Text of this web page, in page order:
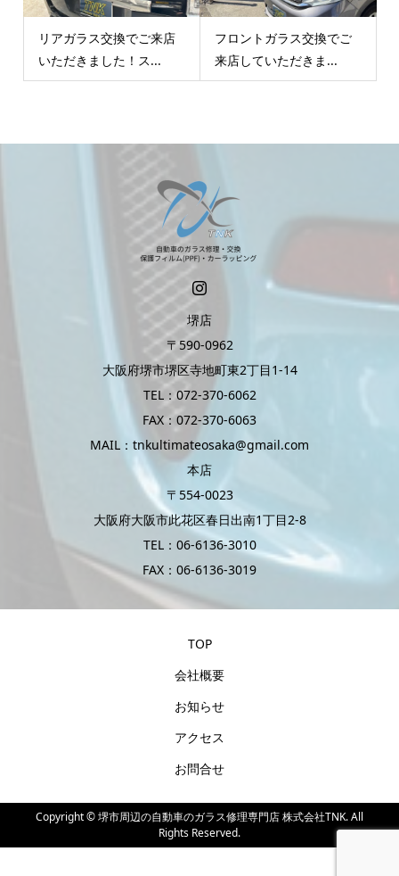
リアガラス交換でご来店
いただきました！ス...
フロントガラス交換でご
来店していただきま...
堺店
〒590-0962
大阪府堺市堺区寺地町東2丁目1-14
TEL：072-370-6062
FAX：072-370-6063
MAIL：tnkultimateosaka@gmail.com
本店
〒554-0023
大阪府大阪市此花区春日出南1丁目2-8
TEL：06-6136-3010
FAX：06-6136-3019
TOP
会社概要
お知らせ
アクセス
お問合せ
Copyright ©堺市周辺の自動車のガラス修理専門店 株式会社TNK. All
Rights Reserved.